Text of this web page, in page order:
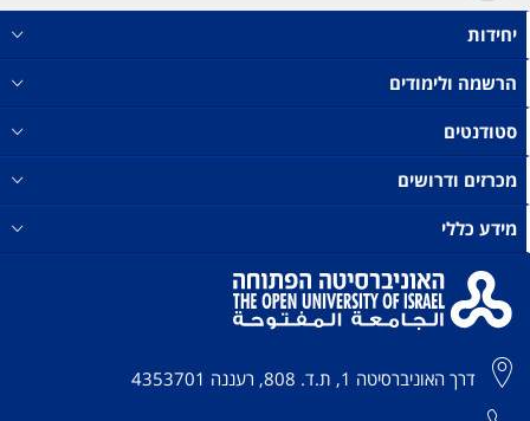
יחידות
הרשמה ולימודים
סטודנטים
מכרזים ודרושים
מידע כללי
דרך האוניברסיטה 1, ת.ד. 808, רעננה 4353701